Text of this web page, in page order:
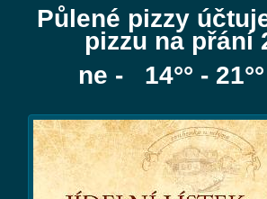
Půlené pizzy
pizzu na přání
ne - 14°° -